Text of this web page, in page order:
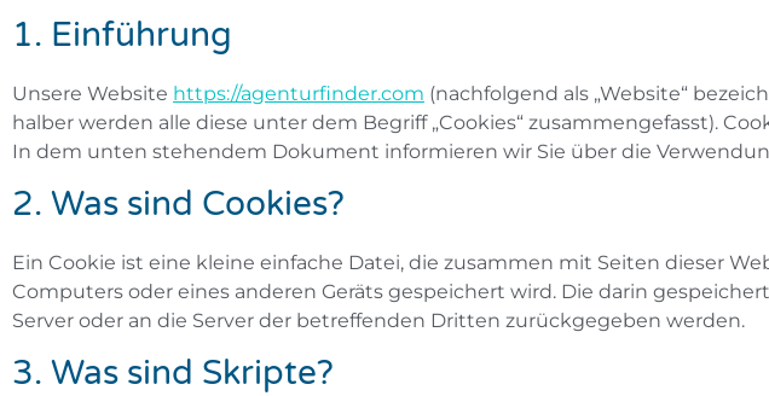
1. Einführung
Unsere Website https://agenturfinder.com (nachfolgend als „Website“
halber werden alle diese unter dem Begriff „Cookies“ zusammengefasst).
In dem unten stehendem Dokument informieren wir Sie über die
2. Was sind Cookies?
Ein Cookie ist eine kleine einfache Datei, die zusammen mit Seiten dieser
Computers oder eines anderen Geräts gespeichert wird. Die darin
Server oder an die Server der betreffenden Dritten zurückgegeben werden.
3. Was sind Skripte?